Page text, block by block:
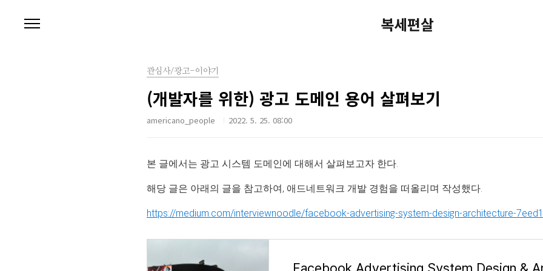
복세편살
관심사/광고-이야기
(개발자를 위한) 광고 도메인 용어 살펴보기
americano_people 2022. 5. 25. 08:00
본 글에서는 광고 시스템 도메인에 대해서 살펴보고자 한다.
해당 글은 아래의 글을 참고하여, 애드네트워크 개발 경험을 떠올리며 작성했다.
https://medium.com/interviewnoodle/facebook-advertising-system-design-architecture-